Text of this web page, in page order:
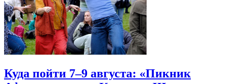
Куда пойти 7–9 августа: «Пикник